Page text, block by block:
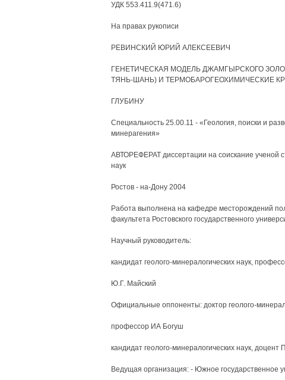
УДК 553.411.9(471.6)
На правах рукописи
РЕВИНСКИЙ ЮРИЙ АЛЕКСЕЕВИЧ
ГЕНЕТИЧЕСКАЯ МОДЕЛЬ ДЖАМГЫРСКОГО
ТЯНЬ-ШАНЬ) И ТЕРМОБАРОГЕОХИМИЧЕСКИЕ
ГЛУБИНУ
Специальность 25.00.11 - «Геология, поиски и
минерагения»
АВТОРЕФЕРАТ диссертации на соискание ученой
наук
Ростов - на-Дону 2004
Работа выполнена на кафедре месторождений
факультета Ростовского государственного
Научный руководитель:
кандидат геолого-минералогических наук,
Ю.Г. Майский
Официальные оппоненты: доктор геолого-
профессор ИА Богуш
кандидат геолого-минералогических наук, доцент
Ведущая организация: - Южное государственное